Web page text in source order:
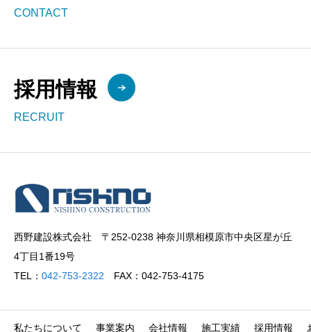
CONTACT
採用情報
RECRUIT
西野建設株式会社 〒252-0238 神奈川県相模原市中央区星が丘
4丁目1番19号
TEL： 042-753-2322 FAX：042-753-4175
私たちについて 事業案内 会社情報 施工実績 採用情報